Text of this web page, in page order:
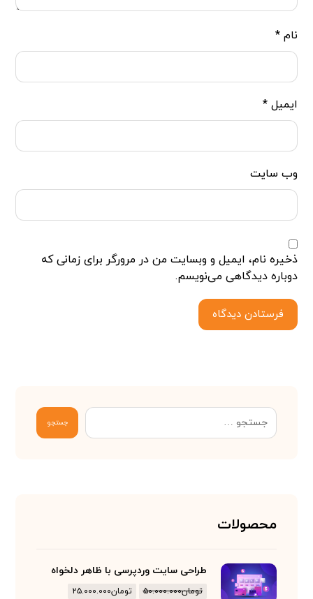
نام*
ایمیل*
وب‌ سایت
ذخیره نام، ایمیل و وبسایت من در مرورگر برای زمانی که
دوباره دیدگاهی می‌نویسم.
فرستادن دیدگاه
جستجو
محصولات
طراحی سایت وردپرسی با ظاهر دلخواه
تومان۵۰.۰۰۰.۰۰۰ تومان۲۵.۰۰۰.۰۰۰